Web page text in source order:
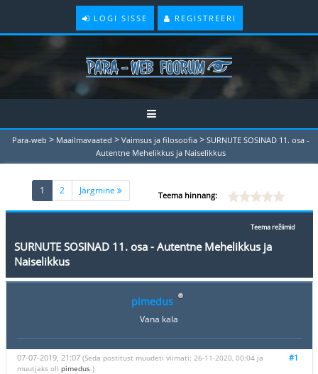
LOGI SISSE REGISTREERI
Para-web > Maailmavaated > Vaimsus ja filosoofia > SURNUTE SOSINAD 11. osa -
Autentne Mehelikkus ja Naiselikkus
1 (current)
2 Järgmine Teema hinnang:
Teema režiimid
SURNUTE SOSINAD 11. osa - Autentne Mehelikkus ja
Naiselikkus
pimedus
Vana kala
#1
07-07-2019, 21:07 (Seda postitust muudeti viimati: 26-11-2020, 00:04 ja
muutjaks oli pimedus.)